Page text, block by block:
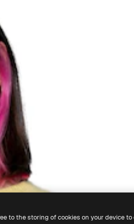
to the storing of cookies on your device